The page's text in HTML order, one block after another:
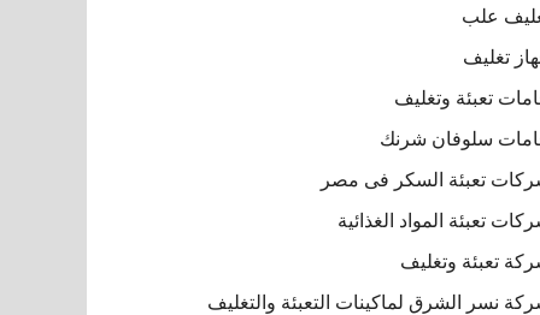
علب
تغليف
تعبئة وتغليف
سلوفان شرنك
تعبئة السكر فى مصر
تعبئة المواد الغذائية
تعبئة وتغليف
نسر الشرق لماكينات التعبئة والتغليف